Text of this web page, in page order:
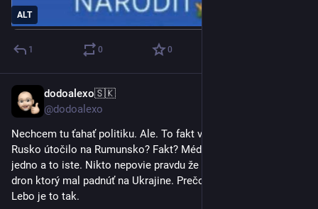
ALT
1 0 0
dodoalexo🇸🇰
@dodoalexo
Nechcem tu ťahať politiku. Ale. To fakt všetci veríte tomu že
Rusko útočilo na Rumunsko? Fakt? Média melú dookola
jedno a to iste. Nikto nepovie pravdu že to Ukrajina odklonila
dron ktorý mal padnúť na Ukrajine. Prečo asi NATO nereaguje?
Lebo je to tak.